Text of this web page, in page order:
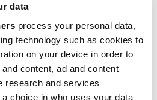
data
process your personal data,
technology such as cookies to
on your device in order to
content, ad and content
research and services
choice in who uses your data
il necessario per essere
bisogno di modifiche.
e Svizzera (CEE).